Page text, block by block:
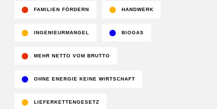
FAMILIEN FÖRDERN HANDWERK
INGENIEURMANGEL BIOGAS
MEHR NETTO VOM BRUTTO
OHNE ENERGIE KEINE WIRTSCHAFT
LIEFERKETTENGESETZ